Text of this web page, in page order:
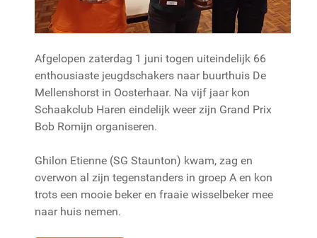
Afgelopen zaterdag 1 juni togen uiteindelijk 66
enthousiaste jeugdschakers naar buurthuis De
Mellenshorst in Oosterhaar. Na vijf jaar kon
Schaakclub Haren eindelijk weer zijn Grand Prix
Bob Romijn organiseren.
Ghilon Etienne (SG Staunton) kwam, zag en
overwon al zijn tegenstanders in groep A en kon
trots een mooie beker en fraaie wisselbeker mee
naar huis nemen.